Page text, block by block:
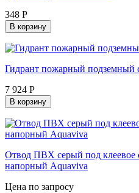
348 Р
В корзину
Гидрант пожарный подземный
7 924 Р
В корзину
Отвод ПВХ серый под клеевое
напорный Aquaviva
Цена по запросу